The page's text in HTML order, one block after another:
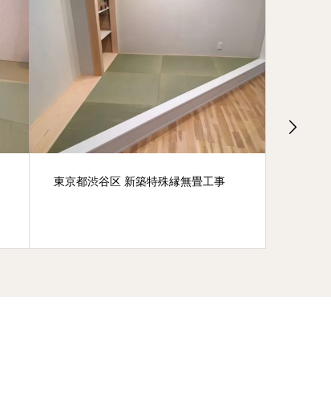
東京都渋谷区 新築特殊縁無畳工事